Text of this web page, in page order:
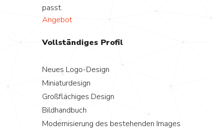
passt.
Angebot
Vollständiges Profil
Neues Logo-Design
Miniaturdesign
Großflächiges Design
Bildhandbuch
Modernisierung des bestehenden Images